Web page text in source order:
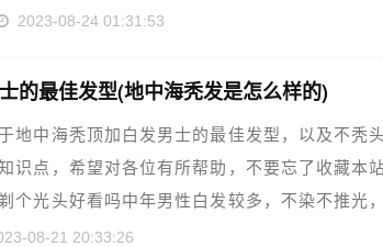
2023-08-24 01:31:53
的最佳发型(地中海秃发是怎么样的)
地中海秃顶加白发男士的最佳发型，以及不秃
识点，希望对各位有所帮助，不要忘了收藏本
个光头好看吗中年男性白发较多，不染不推光，
08-21 20:33:26